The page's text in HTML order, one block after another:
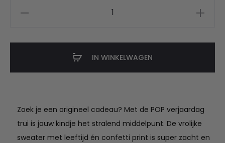
Zoek je een origineel cadeau? Met de POP verjaardag
trui is jouw kindje het stralend middelpunt. De vrolijke
sweater met leeftijd én confetti print is super zacht en
aantal
IN WINKELWAGEN